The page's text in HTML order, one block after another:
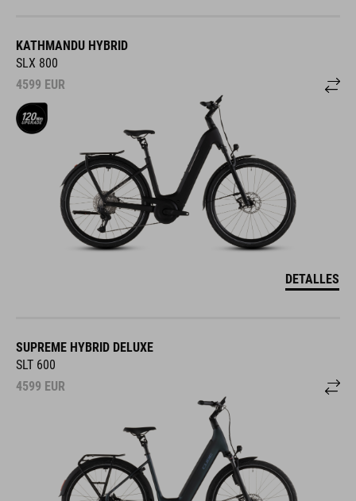
KATHMANDU HYBRID
SLX 800
4599 EUR
DETALLES
SUPREME HYBRID DELUXE
SLT 600
4599 EUR